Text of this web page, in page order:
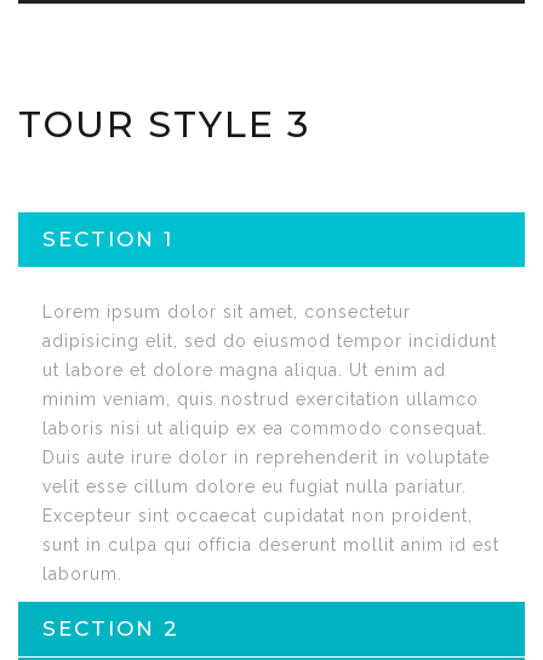
TOUR STYLE 3
SECTION 1
Lorem ipsum dolor sit amet, consectetur
adipisicing elit, sed do eiusmod tempor incididunt
ut labore et dolore magna aliqua. Ut enim ad
minim veniam, quis nostrud exercitation ullamco
laboris nisi ut aliquip ex ea commodo consequat.
Duis aute irure dolor in reprehenderit in voluptate
velit esse cillum dolore eu fugiat nulla pariatur.
Excepteur sint occaecat cupidatat non proident,
sunt in culpa qui officia deserunt mollit anim id est
laborum.
SECTION 2